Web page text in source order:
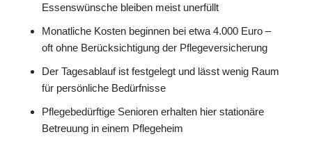
Essenswünsche bleiben meist unerfüllt
Monatliche Kosten beginnen bei etwa 4.000 Euro –
oft ohne Berücksichtigung der Pflegeversicherung
Der Tagesablauf ist festgelegt und lässt wenig Raum
für persönliche Bedürfnisse
Pflegebedürftige Senioren erhalten hier stationäre
Betreuung in einem Pflegeheim